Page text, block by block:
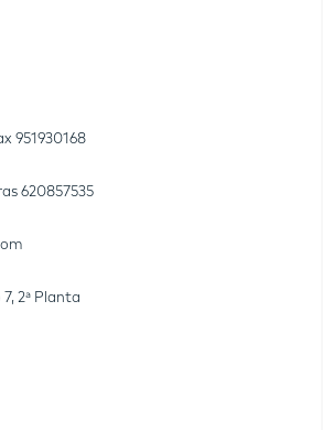
951930168
620857535
2ª Planta